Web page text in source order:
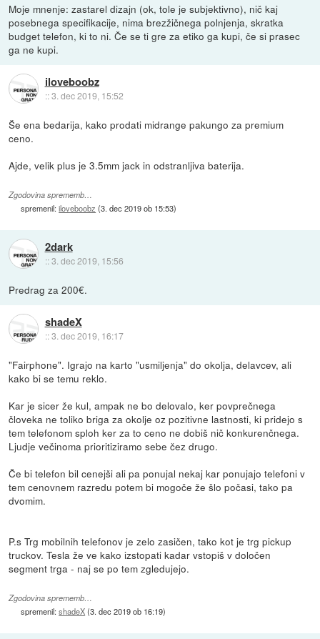
Moje mnenje: zastarel dizajn (ok, tole je subjektivno), nič kaj
posebnega specifikacije, nima brezžičnega polnjenja, skratka
budget telefon, ki to ni. Če se ti gre za etiko ga kupi, če si prasec
ga ne kupi.
iloveboobz
::3. dec 2019, 15:52
Še ena bedarija, kako prodati midrange pakungo za premium
ceno.
Ajde, velik plus je 3.5mm jack in odstranljiva baterija.
Zgodovina sprememb…
spremenil:iloveboobz (3. dec 2019 ob 15:53)
2dark
::3. dec 2019, 15:56
Predrag za 200€.
shadeX
::3. dec 2019, 16:17
"Fairphone". Igrajo na karto "usmiljenja" do okolja, delavcev, ali
kako bi se temu reklo.
Kar je sicer že kul, ampak ne bo delovalo, ker povprečnega
človeka ne toliko briga za okolje oz pozitivne lastnosti, ki pridejo s
tem telefonom sploh ker za to ceno ne dobiš nič konkurenčnega.
Ljudje večinoma prioritiziramo sebe čez drugo.
Če bi telefon bil cenejši ali pa ponujal nekaj kar ponujajo telefoni v
tem cenovnem razredu potem bi mogoče že šlo počasi, tako pa
dvomim.
P.s Trg mobilnih telefonov je zelo zasičen, tako kot je trg pickup
truckov. Tesla že ve kako izstopati kadar vstopiš v določen
segment trga - naj se po tem zgledujejo.
Zgodovina sprememb…
spremenil:shadeX(3. dec 2019 ob 16:19)